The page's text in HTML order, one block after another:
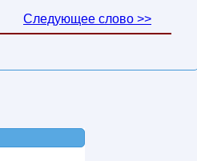
Следующее слово >>